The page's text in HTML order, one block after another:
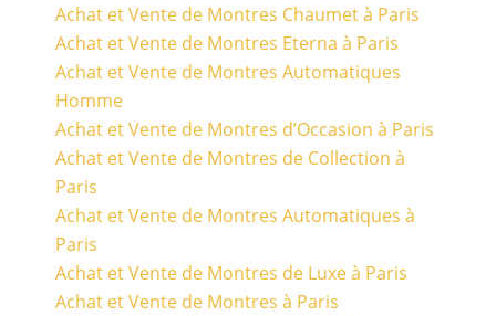
Achat et Vente de Montres Chaumet à Paris
Achat et Vente de Montres Eterna à Paris
Achat et Vente de Montres Automatiques
Homme
Achat et Vente de Montres d’Occasion à Paris
Achat et Vente de Montres de Collection à
Paris
Achat et Vente de Montres Automatiques à
Paris
Achat et Vente de Montres de Luxe à Paris
Achat et Vente de Montres à Paris